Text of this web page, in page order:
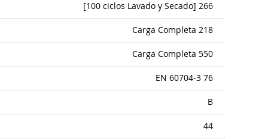
[100 ciclos Lavado y Secado] 266
Carga Completa 218
Carga Completa 550
EN 60704-3 76
B
44